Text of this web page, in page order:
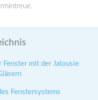
Fenster mit der Jalousie
Fenstersystems